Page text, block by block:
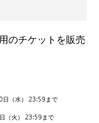
のチケットを販売
日（水） 23:59まで
（火） 23:59まで